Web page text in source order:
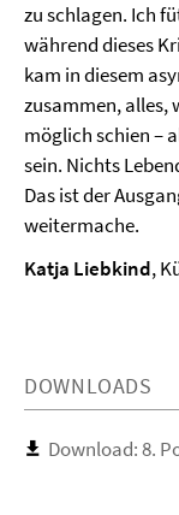
zu schlagen. Ich
während dieses
kam in diesem
zusammen, alles,
möglich schien –
sein. Nichts
Das ist der
weitermache.
Katja Liebkind,
DOWNLOADS
Download: 8.